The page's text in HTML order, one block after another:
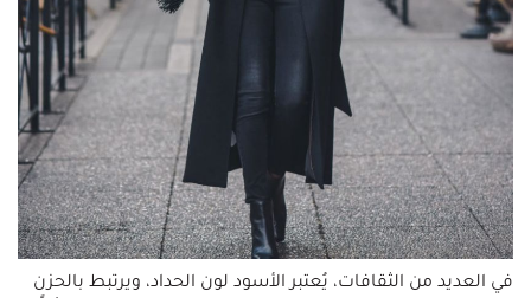
في العديد من الثقافات، يُعتبر الأسود لون الحداد، ويرتبط بالحزن